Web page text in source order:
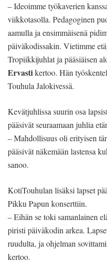
– Ideoimme työkaverien
viikkotasolla. Pedagoginen
aamulla ja ensimmäisenä
päiväkodissakin. Vietimme
Tropiikkijuhlat ja pääsiäisen
Ervastikertoo. Hän
Touhula Jalokivessä.
Kevätjuhlissa suurin osa
pääsivät seuraamaan juhlia
– Mahdollisuus oli erityisen
pääsivät näkemään lastensa
sanoo.
KotiTouhulan lisäksi lapset
Pikku Papun konserttiin.
– Eihän se toki samanlainen
piristi päiväkodin arkea.
ruudulta, ja ohjelman
kertoo.